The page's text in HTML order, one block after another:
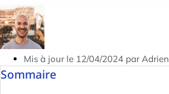
Mis à jour le 12/04/2024 par Adrien
Sommaire